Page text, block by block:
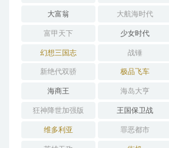
大富翁 大航海时代
富甲天下 少女时代
幻想三国志 战锤
新绝代双骄 极品飞车
海商王 海岛大亨
狂神降世加强版 王国保卫战
维多利亚 罪恶都市